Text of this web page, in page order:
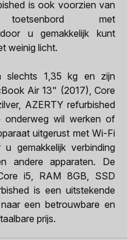
is ook voorzien van
met
u gemakkelijk kunt
weinig licht.
slechts 1,35 kg en zijn
Air 13" (2017), Core
AZERTY refurbished
wil werken of
uitgerust met Wi-Fi
gemakkelijk verbinding
andere apparaten. De
i5, RAM 8GB, SSD
is een uitstekende
een betrouwbare en
prijs.